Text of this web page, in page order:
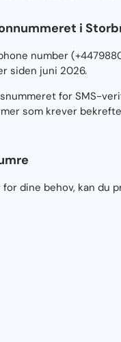
i
number
siden juni 2026.
for SMS-
som krever
dine behov, kan du